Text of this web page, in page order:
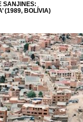
SANJINÉS:
(1989, BOLÍVIA)